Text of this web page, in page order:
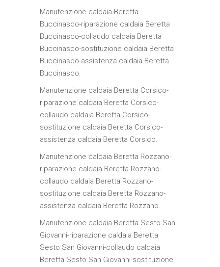
Manutenzione caldaia Beretta
Buccinasco-riparazione caldaia Beretta
Buccinasco-collaudo caldaia Beretta
Buccinasco-sostituzione caldaia Beretta
Buccinasco-assistenza caldaia Beretta
Buccinasco.
Manutenzione caldaia Beretta Corsico-
riparazione caldaia Beretta Corsico-
collaudo caldaia Beretta Corsico-
sostituzione caldaia Beretta Corsico-
assistenza caldaia Beretta Corsico.
Manutenzione caldaia Beretta Rozzano-
riparazione caldaia Beretta Rozzano-
collaudo caldaia Beretta Rozzano-
sostituzione caldaia Beretta Rozzano-
assistenza caldaia Beretta Rozzano.
Manutenzione caldaia Beretta Sesto San
Giovanni-riparazione caldaia Beretta
Sesto San Giovanni-collaudo caldaia
Beretta Sesto San Giovanni-sostituzione